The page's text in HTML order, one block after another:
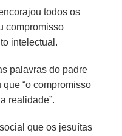
todos os
compromisso
intelectual.
palavras do padre
“o compromisso
realidade”.
que os jesuítas